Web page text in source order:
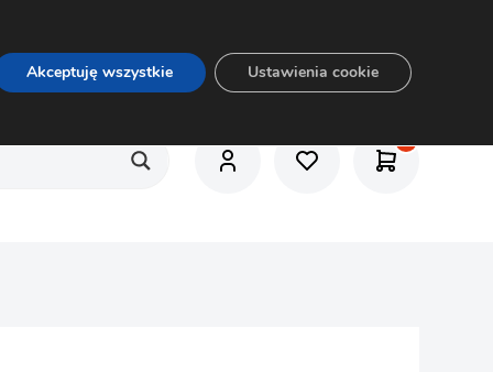
Akceptuję wszystkie Ustawienia cookie